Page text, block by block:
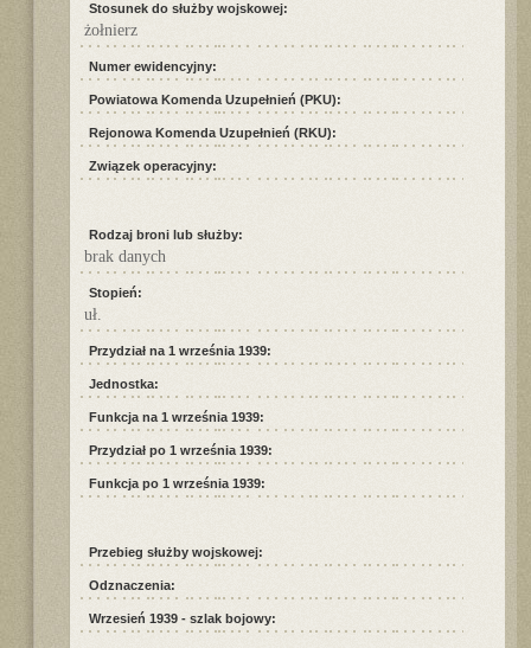
Stosunek do służby wojskowej:
żołnierz
Numer ewidencyjny:
Powiatowa Komenda Uzupełnień (PKU):
Rejonowa Komenda Uzupełnień (RKU):
Związek operacyjny:
Rodzaj broni lub służby:
brak danych
Stopień:
uł.
Przydział na 1 września 1939:
Jednostka:
Funkcja na 1 września 1939:
Przydział po 1 września 1939:
Funkcja po 1 września 1939:
Przebieg służby wojskowej:
Odznaczenia:
Wrzesień 1939 - szlak bojowy: